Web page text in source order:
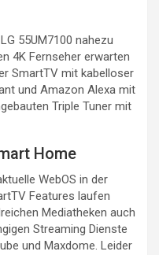
55UM7100 nahezu
4K Fernseher erwarten
SmartTV mit kabelloser
und Amazon Alexa mit
Triple Tuner mit
Home
WebOS in der
Features laufen
Mediatheken auch
Streaming Dienste
und Maxdome. Leider